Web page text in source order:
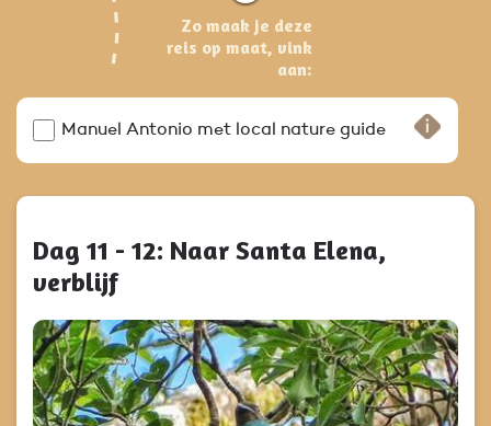
Zo maak je deze
reis op maat, vink
aan:
Manuel Antonio met local nature guide
Dag 11 - 12: Naar Santa Elena,
verblijf